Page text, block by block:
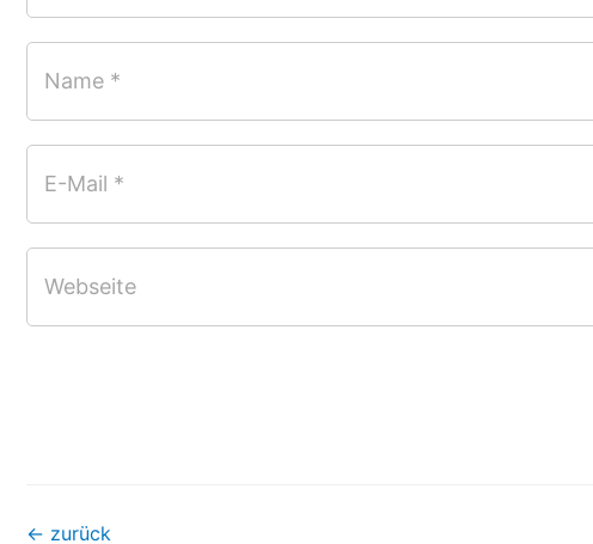
Name *
E-Mail *
Webseite
← zurück